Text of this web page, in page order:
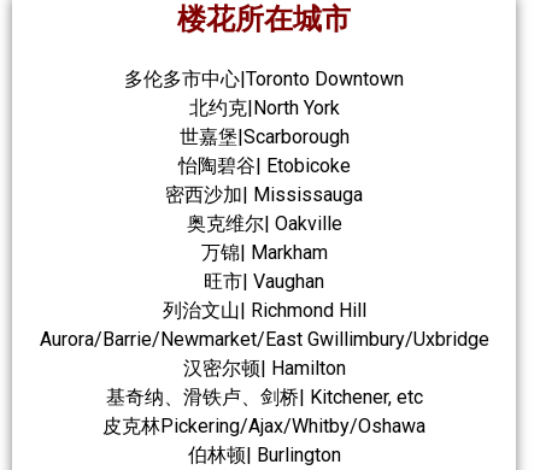
楼花所在城市
多伦多市中心|Toronto Downtown
北约克|North York
世嘉堡|Scarborough
怡陶碧谷| Etobicoke
密西沙加| Mississauga
奥克维尔| Oakville
万锦| Markham
旺市| Vaughan
列治文山| Richmond Hill
Aurora/Barrie/Newmarket/East Gwillimbury/Uxbridge
汉密尔顿| Hamilton
基奇纳、滑铁卢、剑桥| Kitchener, etc
皮克林Pickering/Ajax/Whitby/Oshawa
伯林顿| Burlington